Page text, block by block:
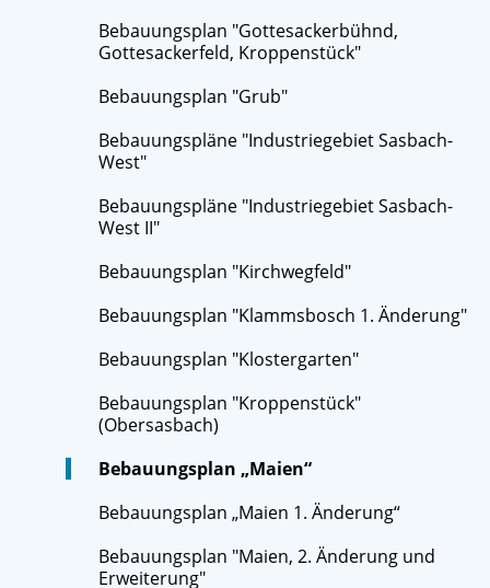
Bebauungsplan "Gottesackerbühnd,
Gottesackerfeld, Kroppenstück"
Bebauungsplan "Grub"
Bebauungspläne "Industriegebiet Sasbach-
West"
Bebauungspläne "Industriegebiet Sasbach-
West II"
Bebauungsplan "Kirchwegfeld"
Bebauungsplan "Klammsbosch 1. Änderung"
Bebauungsplan "Klostergarten"
Bebauungsplan "Kroppenstück"
(Obersasbach)
Bebauungsplan „Maien“
Bebauungsplan „Maien 1. Änderung“
Bebauungsplan "Maien, 2. Änderung und
Erweiterung"